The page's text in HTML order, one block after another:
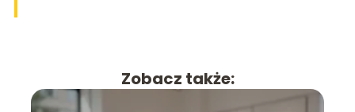
Zobacz także: